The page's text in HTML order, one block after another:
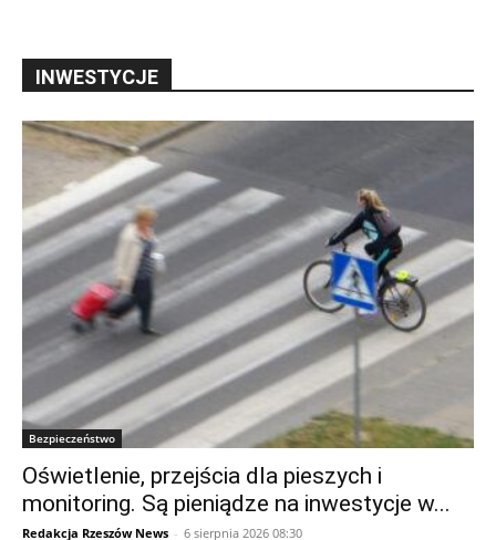
INWESTYCJE
Bezpieczeństwo
Oświetlenie, przejścia dla pieszych i
monitoring. Są pieniądze na inwestycje w...
Redakcja Rzeszów News - 6 sierpnia 2026 08:30